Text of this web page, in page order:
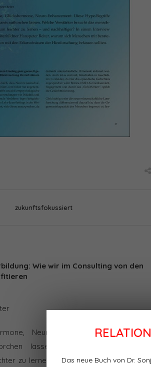
Das neue Buch von Dr.
zukunftsfokussiert
Wie wir im Consulting von den
Neuro-Enhancement: Diese
lassen. Welche Verstärker
zu lernen – und nachhaltiger? In